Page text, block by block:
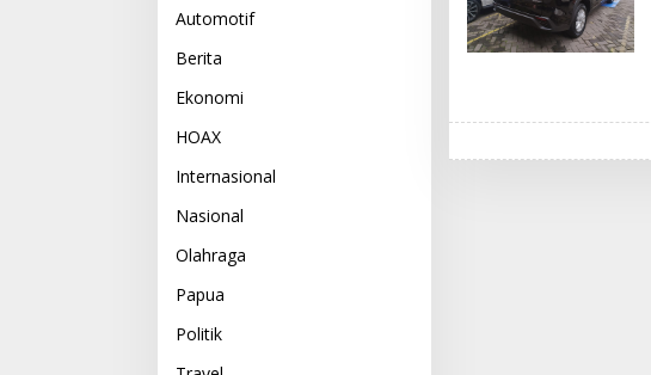
Automotif
Berita
Ekonomi
HOAX
Internasional
Nasional
Olahraga
Papua
Politik